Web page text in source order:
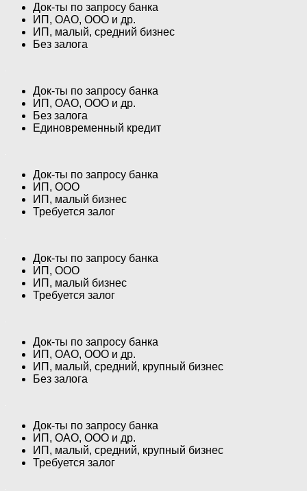
Док-ты по запросу банка
ИП, ОАО, ООО и др.
ИП, малый, средний бизнес
Без залога
Док-ты по запросу банка
ИП, ОАО, ООО и др.
Без залога
Единовременный кредит
Док-ты по запросу банка
ИП, ООО
ИП, малый бизнес
Требуется залог
Док-ты по запросу банка
ИП, ООО
ИП, малый бизнес
Требуется залог
Док-ты по запросу банка
ИП, ОАО, ООО и др.
ИП, малый, средний, крупный бизнес
Без залога
Док-ты по запросу банка
ИП, ОАО, ООО и др.
ИП, малый, средний, крупный бизнес
Требуется залог